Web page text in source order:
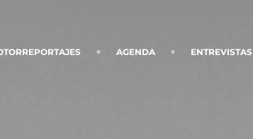
AGENDA ENTREVISTAS